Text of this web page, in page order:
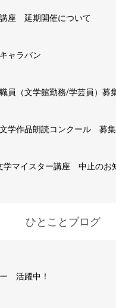
座 延期開催について
ャラバン
員（文学館勤務/学芸員）募
学作品朗読コンクール 募
学マイスター講座 中止のお
ひとことブログ
活躍中！